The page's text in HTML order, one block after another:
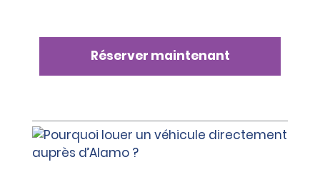
Réserver maintenant